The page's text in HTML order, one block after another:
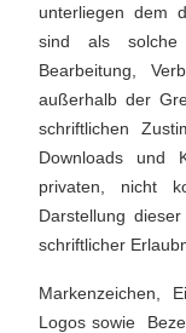
unterliegen dem
sind als solche
Bearbeitung,
außerhalb der
schriftlichen
Downloads und
privaten, nicht
Darstellung
schriftlicher
Markenzeichen,
Logos sowie